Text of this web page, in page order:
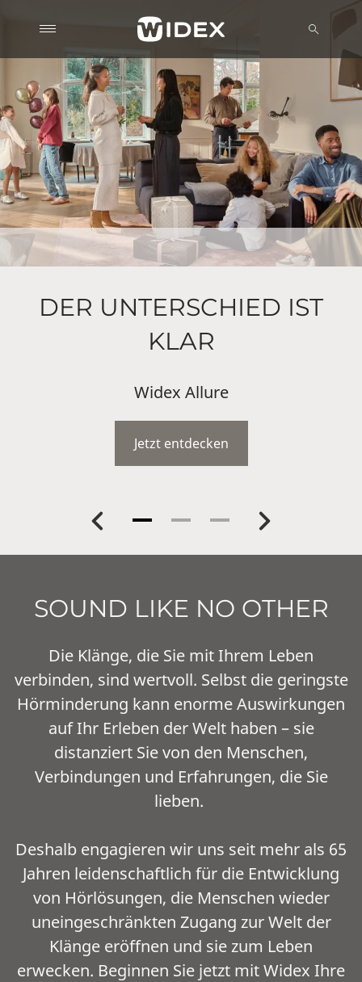
Zurück Weiter
NEUE PERSPEKTIVEN
NATÜRLICHES HÖREN
WIDEX SMARTRIC
Jetzt entdecken
SOUND LIKE NO OTHER
Die Klänge, die Sie mit Ihrem Leben
verbinden, sind wertvoll. Selbst die geringste
Hörminderung kann enorme Auswirkungen
auf Ihr Erleben der Welt haben – sie
distanziert Sie von den Menschen,
Verbindungen und Erfahrungen, die Sie
lieben.
Deshalb engagieren wir uns seit mehr als 65
Jahren leidenschaftlich für die Entwicklung
von Hörlösungen, die Menschen wieder
uneingeschränkten Zugang zur Welt der
Klänge eröffnen und sie zum Leben
erwecken. Beginnen Sie jetzt mit Widex Ihre